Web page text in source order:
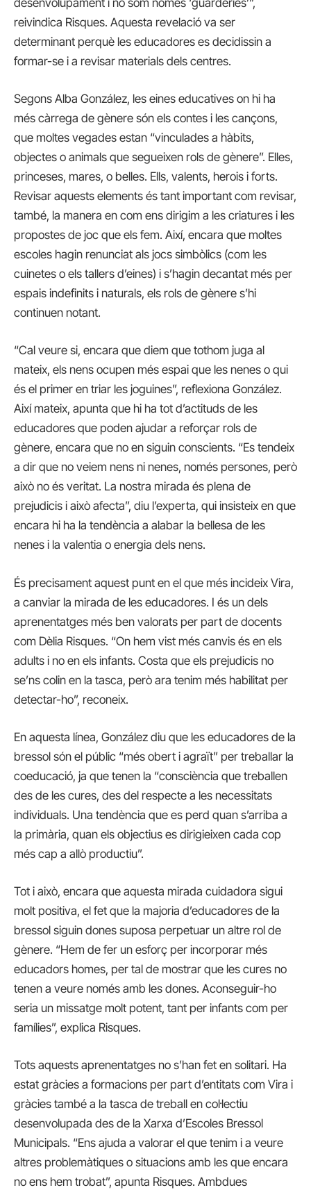
desenvolupament i no som només ‘guarderies’”,
reivindica Risques. Aquesta revelació va ser
determinant perquè les educadores es decidissin a
formar-se i a revisar materials dels centres.
Segons Alba González, les eines educatives on hi ha
més càrrega de gènere són els contes i les cançons,
que moltes vegades estan “vinculades a hàbits,
objectes o animals que segueixen rols de gènere”. Elles,
princeses, mares, o belles. Ells, valents, herois i forts.
Revisar aquests elements és tant important com revisar,
també, la manera en com ens dirigim a les criatures i les
propostes de joc que els fem. Així, encara que moltes
escoles hagin renunciat als jocs simbòlics (com les
cuinetes o els tallers d’eines) i s’hagin decantat més per
espais indefinits i naturals, els rols de gènere s’hi
continuen notant.
“Cal veure si, encara que diem que tothom juga al
mateix, els nens ocupen més espai que les nenes o qui
és el primer en triar les joguines”, reflexiona González.
Així mateix, apunta que hi ha tot d’actituds de les
educadores que poden ajudar a reforçar rols de
gènere, encara que no en siguin conscients. “Es tendeix
a dir que no veiem nens ni nenes, només persones, però
això no és veritat. La nostra mirada és plena de
prejudicis i això afecta”, diu l’experta, qui insisteix en que
encara hi ha la tendència a alabar la bellesa de les
nenes i la valentia o energia dels nens.
És precisament aquest punt en el que més incideix Vira,
a canviar la mirada de les educadores. I és un dels
aprenentatges més ben valorats per part de docents
com Dèlia Risques. “On hem vist més canvis és en els
adults i no en els infants. Costa que els prejudicis no
se’ns colin en la tasca, però ara tenim més habilitat per
detectar-ho”, reconeix.
En aquesta línea, González diu que les educadores de la
bressol són el públic “més obert i agraït” per treballar la
coeducació, ja que tenen la “consciència que treballen
des de les cures, des del respecte a les necessitats
individuals. Una tendència que es perd quan s’arriba a
la primària, quan els objectius es dirigieixen cada cop
més cap a allò productiu”.
Tot i això, encara que aquesta mirada cuidadora sigui
molt positiva, el fet que la majoria d’educadores de la
bressol siguin dones suposa perpetuar un altre rol de
gènere. “Hem de fer un esforç per incorporar més
educadors homes, per tal de mostrar que les cures no
tenen a veure només amb les dones. Aconseguir-ho
seria un missatge molt potent, tant per infants com per
famílies”, explica Risques.
Tots aquests aprenentatges no s’han fet en solitari. Ha
estat gràcies a formacions per part d’entitats com Vira i
gràcies també a la tasca de treball en col·lectiu
desenvolupada des de la Xarxa d’Escoles Bressol
Municipals. “Ens ajuda a valorar el que tenim i a veure
altres problemàtiques o situacions amb les que encara
no ens hem trobat”, apunta Risques. Ambdues